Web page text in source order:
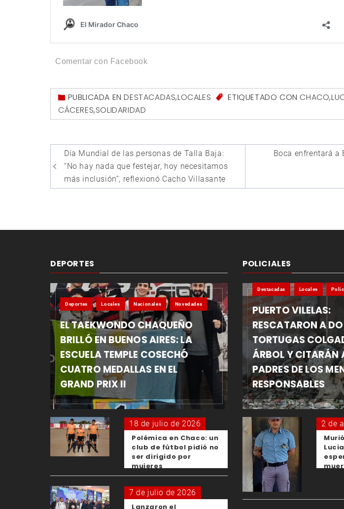
Comentar con Facebook
PUBLICADA ENDESTACADAS,LOCALES ETIQUETADO CONCHACO,
CÁCERES,SOLIDARIDAD
Navegación
de
entradas
Día Mundial de las personas de Talla Baja:
“No hay nada que festejar, hoy necesitamos
más inclusión”, reflexionó Cacho Villasante
Boca enfrentará a
DEPORTES
Deportes Locales Nacionales Novedades
EL TAEKWONDO CHAQUEÑO
BRILLÓ EN BUENOS AIRES: LA
ESCUELA TEMPLE COSECHÓ
CUATRO MEDALLAS EN EL
GRAND PRIX II
18 de julio de 2026
Polémica en Chaco: un
club de fútbol pidió no
ser dirigido por
mujeres
7 de julio de 2026
Lanzaron el
POLICIALES
Destacadas Locales
PUERTO VILELAS:
RESCATARON A
TORTUGAS
ÁRBOL Y CITARÁN
PADRES DE LOS
RESPONSABLES
2 de